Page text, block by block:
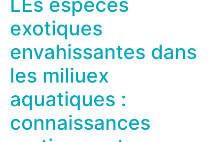
exotiques
envahissantes dans
les miliuex
aquatiques :
connaissances